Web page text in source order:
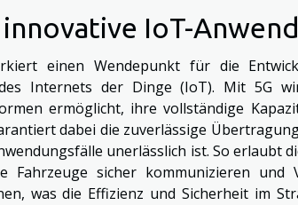
IoT-
einen Wendepunkt für die
Internets der Dinge (IoT). Mit 5G
ermöglicht, ihre vollständige
dabei die zuverlässige
unerlässlich ist. So erlaubt
sicher kommunizieren und
was die Effizienz und Sicherheit im